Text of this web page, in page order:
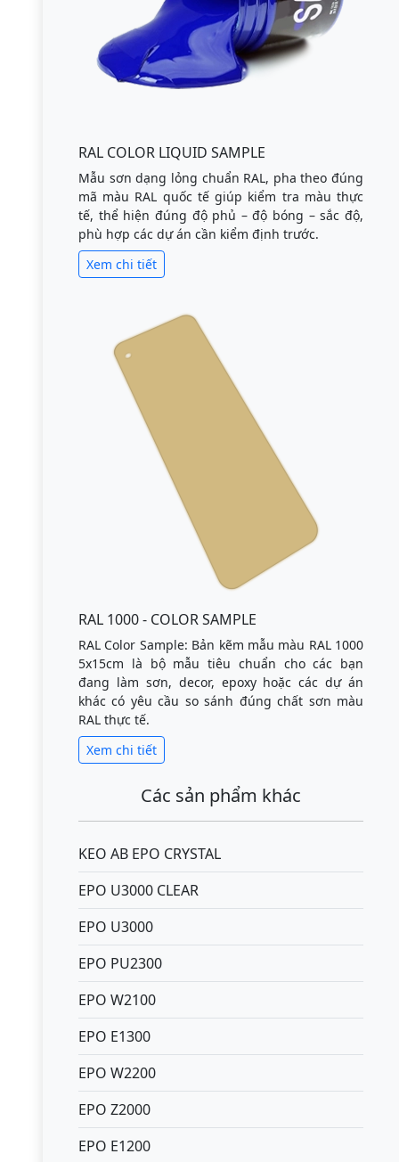
RAL COLOR LIQUID SAMPLE
Mẫu sơn dạng lỏng chuẩn RAL, pha theo đúng
mã màu RAL quốc tế giúp kiểm tra màu thực
tế, thể hiện đúng độ phủ – độ bóng – sắc độ,
phù hợp các dự án cần kiểm định trước.
Xem chi tiết
RAL 1000 - COLOR SAMPLE
RAL Color Sample: Bản kẽm mẫu màu RAL 1000
5x15cm là bộ mẫu tiêu chuẩn cho các bạn
đang làm sơn, decor, epoxy hoặc các dự án
khác có yêu cầu so sánh đúng chất sơn màu
RAL thực tế.
Xem chi tiết
Các sản phẩm khác
KEO AB EPO CRYSTAL
EPO U3000 CLEAR
EPO U3000
EPO PU2300
EPO W2100
EPO E1300
EPO W2200
EPO Z2000
EPO E1200